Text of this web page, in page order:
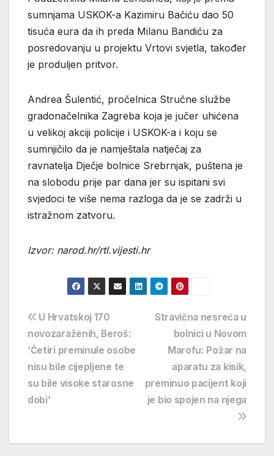
sumnjama USKOK-a Kazimiru Bačiću dao 50
tisuća eura da ih preda Milanu Bandiću za
posredovanju u projektu Vrtovi svjetla, također
je produljen pritvor.
Andrea Šulentić, pročelnica Stručne službe
gradonačelnika Zagreba koja je jučer uhićena
u velikoj akciji policije i USKOK-a i koju se
sumnjičilo da je namještala natječaj za
ravnatelja Dječje bolnice Srebrnjak, puštena je
na slobodu prije par dana jer su ispitani svi
svjedoci te više nema razloga da je se zadrži u
istražnom zatvoru.
Izvor: narod.hr/rtl.vijesti.hr
Navigacija
objava
Stravična nesreća u
bolnici u Novom
Marofu: Požar na
aparatu za kisik,
preminuo pacijent koji
je bio spojen na njega
U Hrvatskoj 170
novozaraženih, Beroš:
‘Četiri preminule osobe
nisu bile cijepljene te
su bile visoke starosne
dobi’